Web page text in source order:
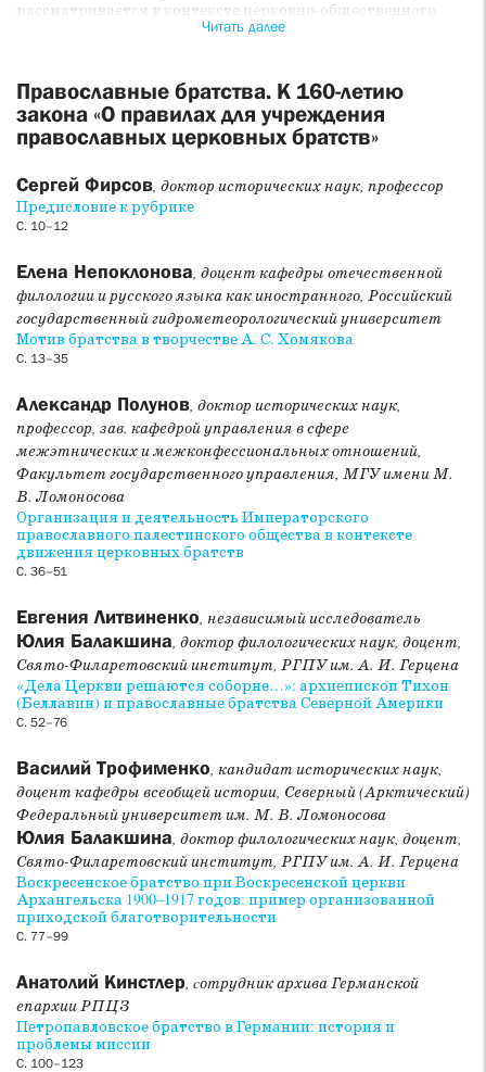
рассматривается в контексте церковно-общественного
движения 1880 — начала 1900-х гг. Статья Е. Ю. Литвиненко
свт. Тихона (Беллавина) с православными братствами в
Алеутской и Северо-Американской епархии, которую он
возглавлял с 1898 по 1907 г., а также истории появления
православных братств в Северной Америке. Статья
Ю. В. Балакшиной, посвящена истории Воскресенского
братства, существовавшего в Архангельске в 1900–1917 гг.
отчетов, написанных основателем и руководителем
братства о. Михаилом Поповым. В статье А. В. Кинстлера
рассматривается миссионерская деятельность
православного Петропавловского братства в Германии в
1948 — начале 1950 г., его история и взаимоотношения с
посвящена опыту выявления старших в таких
неформальных объединениях верных в Русской
православной церкви, как общины и братства, в период
советских гонений в 1917–1943 годы.
РазделПатристикапредставлен статьей
А. М. Пентковского, в которой рассматриваются состав и
источники венецианской «Филокалии» 1782 г., а также
использование содержавшихся в ней текстов в
Величковского.
В разделеЮбилейные датыв честь 300-летия со дня
рождения И. Канта публикуется статья Е. А. Поляковой
«Любовь к ближнему в нравственной философии
Раздел Перевод источниковпредставляет перевод
проповеди (Serm. 56) — одной из четырех проповедей
блж. Августина, посвященных толкованию молитвы
Господней (перевод, предисловие и комм. П. С. Озерского;
под ред. С. А. Степанцова).
РазделОбзоры, аннотации, рецензии
ежеквартального семинара «Диалог физиков и богословов»
подготовленный Г. В. Шпатаковской; рецензию
Ю. В. Балакшиной на книгу П. П. Котова и Т. А. Носовой
«Православные братства в постпореформенный период: по
материалам Вологодской губернии» (Сыктывкар : ФИЦ
Читать далее
Православные братства. К 160-летию
закона «О правилах для учреждения
православных церковных братств»
Сергей Фирсов, доктор исторических наук, профессор
Предисловие к рубрике
С. 10–12
Елена Непоклонова, доцент кафедры отечественной
филологии и русского языка как иностранного, Российский
государственный гидрометеорологический университет
Мотив братства в творчестве А. С. Хомякова
С. 13–35
Александр Полунов, доктор исторических наук,
профессор, зав. кафедрой управления в сфере
межэтнических и межконфессиональных отношений,
Факультет государственного управления, МГУ имени М.
В. Ломоносова
Организация и деятельность Императорского
православного палестинского общества в контексте
движения церковных братств
С. 36–51
Евгения Литвиненко, независимый исследователь
Юлия Балакшина, доктор филологических наук, доцент,
Свято-Филаретовский институт, РГПУ им. А. И. Герцена
«Дела Церкви решаются соборне…»: архиепископ Тихон
(Беллавин) и православные братства Северной Америки
С. 52–76
Василий Трофименко, кандидат исторических наук,
доцент кафедры всеобщей истории, Северный (Арктический)
Федеральный университет им. М. В. Ломоносова
Юлия Балакшина, доктор филологических наук, доцент,
Свято-Филаретовский институт, РГПУ им. А. И. Герцена
Воскресенское братство при Воскресенской церкви
Архангельска 1900–1917 годов: пример организованной
приходской благотворительности
С. 77–99
Анатолий Кинстлер, cотрудник архива Германской
епархии РПЦЗ
Петропавловское братство в Германии: история и
проблемы миссии
С. 100–123